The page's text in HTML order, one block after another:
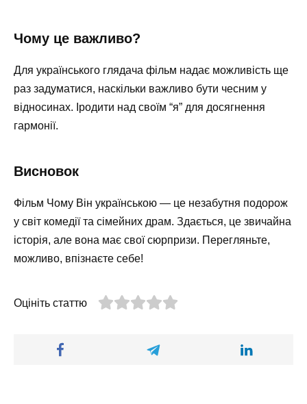
Чому це важливо?
Для українського глядача фільм надає можливість ще
раз задуматися, наскільки важливо бути чесним у
відносинах. Іродити над своїм “я” для досягнення
гармонії.
Висновок
Фільм Чому Він українською — це незабутня подорож
у світ комедії та сімейних драм. Здається, це звичайна
історія, але вона має свої сюрпризи. Перегляньте,
можливо, впізнаєте себе!
Оцініть статтю